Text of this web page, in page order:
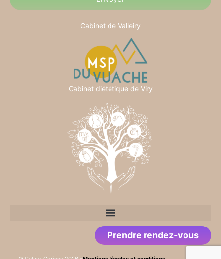
Cabinet de Valleiry
Cabinet diététique de Viry
Prendre rendez-vous